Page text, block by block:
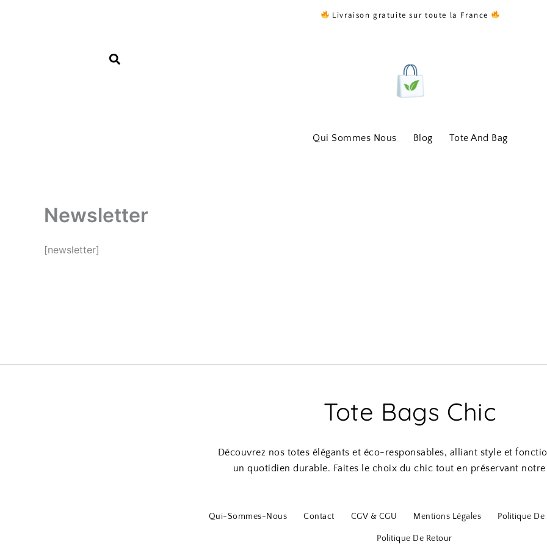
Livraison gratuite sur toute la France
Qui Sommes Nous Blog Tote And Bag
Newsletter
[newsletter]
Tote Bags Chic
Découvrez nos totes élégants et éco-responsables, alliant style et
un quotidien durable. Faites le choix du chic tout en préservant notre
Qui-Sommes-Nous Contact CGV & CGU Mentions Légales Politique
Politique De Retour